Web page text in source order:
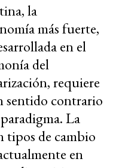
la
más fuerte,
en el
del
requiere
sentido contrario
La
tipos de cambio
en